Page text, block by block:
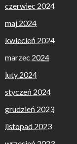
czerwiec 2024
maj 2024
kwiecień 2024
marzec 2024
luty 2024
styczeń 2024
grudzień 2023
listopad 2023